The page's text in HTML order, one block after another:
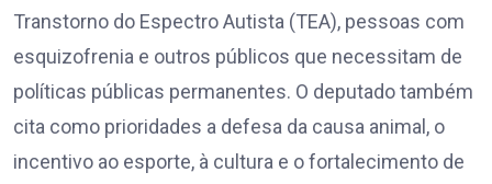
Transtorno do Espectro Autista (TEA), pessoas com
esquizofrenia e outros públicos que necessitam de
políticas públicas permanentes. O deputado também
cita como prioridades a defesa da causa animal, o
incentivo ao esporte, à cultura e o fortalecimento de